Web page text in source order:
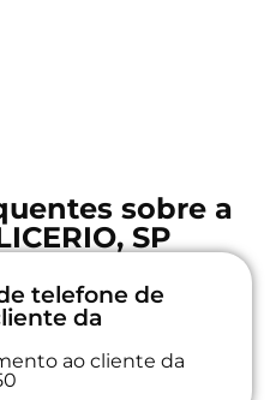
sobre a
SP
telefone de
da
ao cliente da